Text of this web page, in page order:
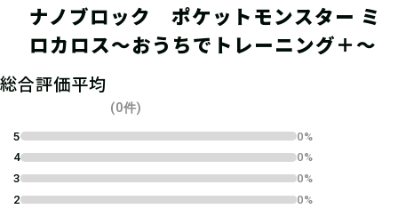
042.参加表明をする
参加表明をして、クリア時に参加表明
報酬をGETしよう！
ナノブロック ポケットモンスター ミ
ロカロス〜おうちでトレーニング＋〜
総合評価平均
(0件)
5
0%
4
0%
3
0%
2
0%